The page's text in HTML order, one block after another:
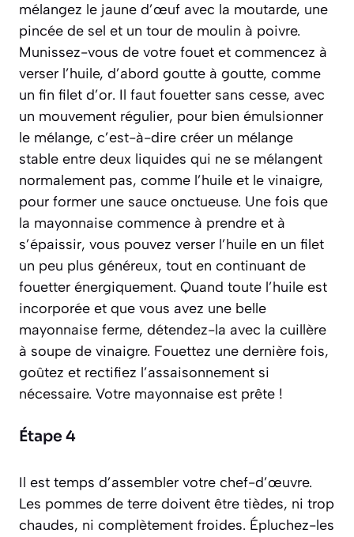
mélangez le jaune d’œuf avec la moutarde, une
pincée de sel et un tour de moulin à poivre.
Munissez-vous de votre fouet et commencez à
verser l’huile, d’abord goutte à goutte, comme
un fin filet d’or. Il faut fouetter sans cesse, avec
un mouvement régulier, pour bien émulsionner
le mélange, c’est-à-dire créer un mélange
stable entre deux liquides qui ne se mélangent
normalement pas, comme l’huile et le vinaigre,
pour former une sauce onctueuse. Une fois que
la mayonnaise commence à prendre et à
s’épaissir, vous pouvez verser l’huile en un filet
un peu plus généreux, tout en continuant de
fouetter énergiquement. Quand toute l’huile est
incorporée et que vous avez une belle
mayonnaise ferme, détendez-la avec la cuillère
à soupe de vinaigre. Fouettez une dernière fois,
goûtez et rectifiez l’assaisonnement si
nécessaire. Votre mayonnaise est prête !
Étape 4
Il est temps d’assembler votre chef-d’œuvre.
Les pommes de terre doivent être tièdes, ni trop
chaudes, ni complètement froides. Épluchez-les